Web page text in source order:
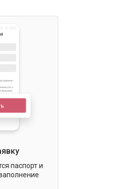
паспорт и